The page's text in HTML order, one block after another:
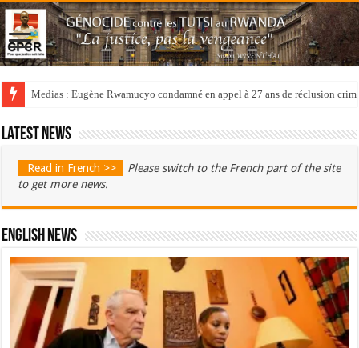
Medias : Eugène Rwamucyo condamné en appel à 27 ans de réclusion
Latest news
Read in French >>
Please switch to the French part of the site
to get more news.
English News